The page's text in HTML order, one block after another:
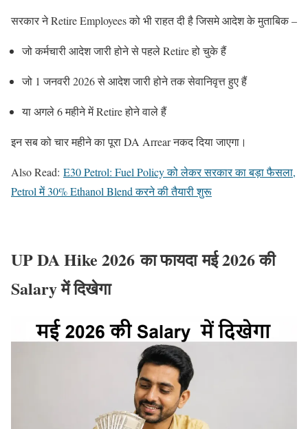
सरकार ने Retire Employees को भी राहत दी है जिसमे आदेश के मुताबिक –
जो कर्मचारी आदेश जारी होने से पहले Retire हो चुके हैं
जो 1 जनवरी 2026 से आदेश जारी होने तक सेवानिवृत्त हुए हैं
या अगले 6 महीने में Retire होने वाले हैं
इन सब को चार महीने का पूरा DA Arrear नकद दिया जाएगा।
Also Read: E30 Petrol: Fuel Policy को लेकर सरकार का बड़ा फैसला,
Petrol में 30% Ethanol Blend करने की तैयारी शुरू
UP DA Hike 2026 का फायदा मई 2026 की
Salary में दिखेगा